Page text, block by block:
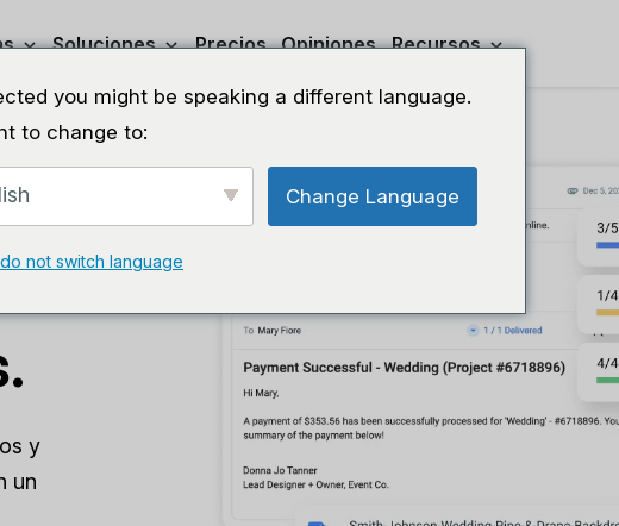
Soluciones Precios Opiniones Recursos
y
un
you might be speaking a different language.
to change to:
Change Language
not switch language